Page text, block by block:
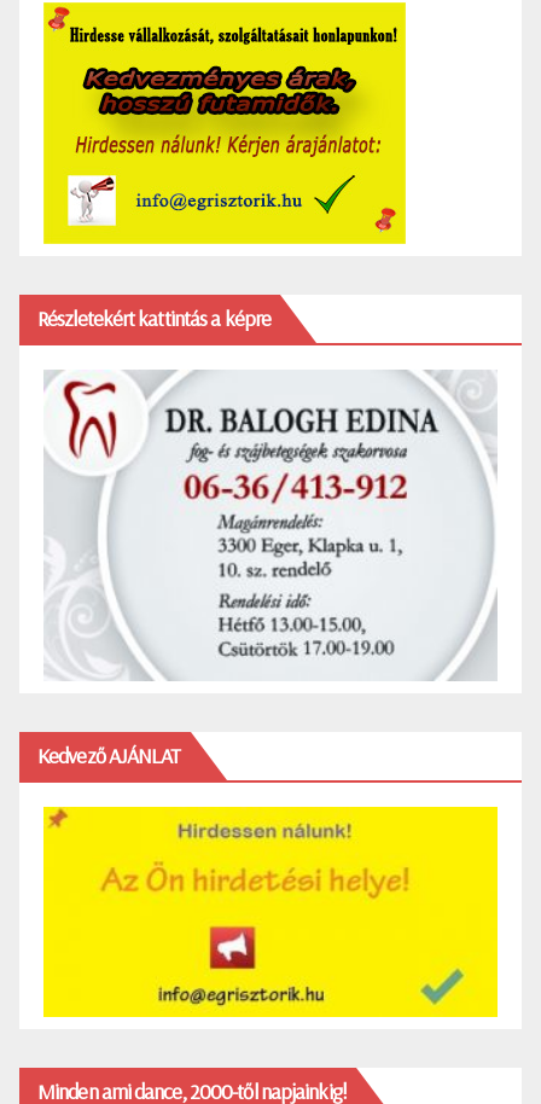
Részletekért kattintás a képre
Kedvező AJÁNLAT
Minden ami dance, 2000-től napjainkig!